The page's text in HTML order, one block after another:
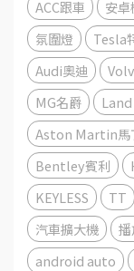
ACC跟車
安卓
氛圍燈
Tesla
Audi奧迪
MG名爵
Aston Martin馬
Bentley賓利
KEYLESS
TT
汽車擴大機
android auto